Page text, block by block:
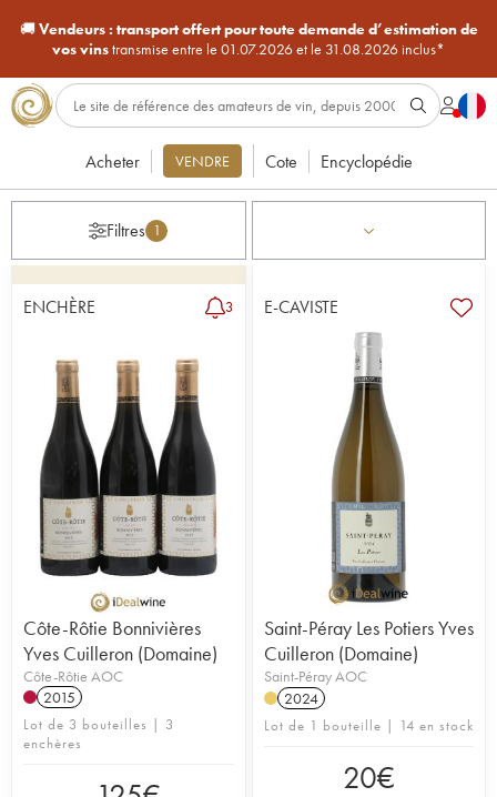
🚚Vendeurs : transport offert pour toute demande d’estimation de
vos vinstransmise entre le 01.07.2026 et le 31.08.2026 inclus*
Acheter VENDRE Cote Encyclopédie
Filtres 1
ENCHÈRE 3
Côte-Rôtie Bonnivières
Yves Cuilleron (Domaine)
Côte-Rôtie AOC
2015
Lot de 3 bouteilles | 3
enchères
E-CAVISTE
Saint-Péray Les Potiers Yves
Cuilleron (Domaine)
Saint-Péray AOC
2024
Lot de 1 bouteille | 14 en stock
20€